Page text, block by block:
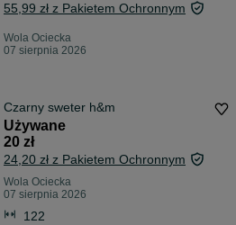
55,99 zł z Pakietem Ochronnym
Wola Ociecka
07 sierpnia 2026
Czarny sweter h&m
Używane
20 zł
24,20 zł z Pakietem Ochronnym
Wola Ociecka
07 sierpnia 2026
122